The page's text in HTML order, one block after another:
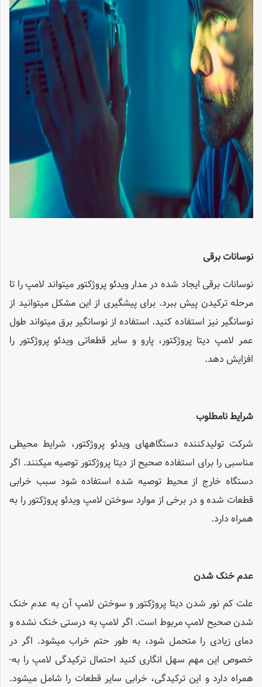
نوسانات برقی
نوسانات برقی ایجاد شده در مدار ویدئو پروژکتور می­تواند لامپ را تا
مرحله ترکیدن پیش ببرد. برای پیشگیری از این مشکل می­توانید از
نوسان­گیر نیز استفاده کنید. استفاده از نوسان­گیر برق می­تواند طول
عمر لامپ دیتا پروژکتور، پارو و سایر قطعاتی ویدئو پروژکتور را
افزایش دهد.
شرایط نامطلوب
شرکت تولیدکننده دستگاههای ویدئو پروژکتور، شرایط محیطی
مناسبی را برای استفاده صحیح از دیتا پروژکتور توصیه می­کنند. اگر
دستگاه خارج از محیط توصیه شده استفاده شود سبب خرابی
قطعات شده و در برخی از موارد سوختن لامپ ویدئو پروژکتور را به
همراه دارد.
عدم خنک شدن
علت کم نور شدن دیتا پروژکتور و سوختن لامپ آن به عدم خنک
شدن صحیح لامپ مربوط است. اگر لامپ به درستی خنک نشده و
دمای زیادی را متحمل شود، به­ طور حتم خراب می­شود. اگر در
خصوص این مهم سهل­ انگاری کنید احتمال ترکیدگی لامپ را به­
همراه دارد و این ترکیدگی، خرابی سایر قطعات را شامل می­شود.